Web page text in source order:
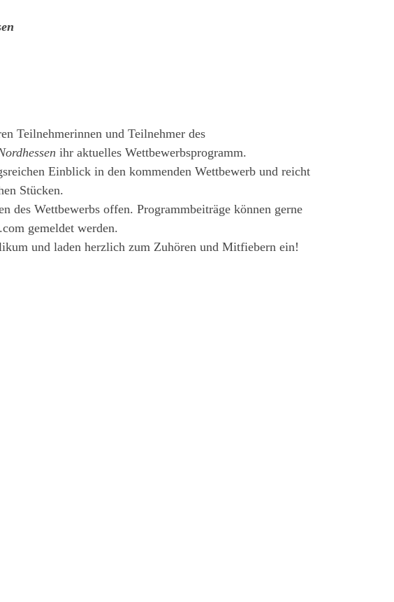
Teilnehmerinnen und Teilnehmer des
ihr aktuelles Wettbewerbsprogramm.
Einblick in den kommenden Wettbewerb und reicht
Stücken.
des Wettbewerbs offen. Programmbeiträge können gerne
gemeldet werden.
und laden herzlich zum Zuhören und Mitfiebern ein!